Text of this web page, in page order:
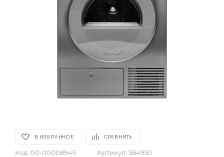
В ИЗБРАННОЕ СРАВНИТЬ
Код: 00-00008945 Артикул: 584950